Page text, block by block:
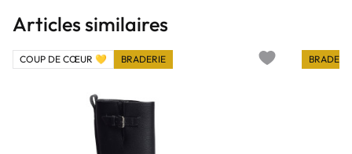
Articles similaires
COUP DE CŒUR 💛 BRADERIE